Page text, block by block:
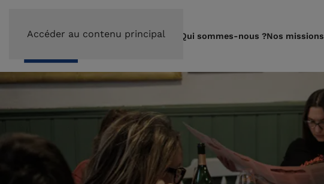
Accéder au contenu principal Qui sommes-nous ?Nos missions